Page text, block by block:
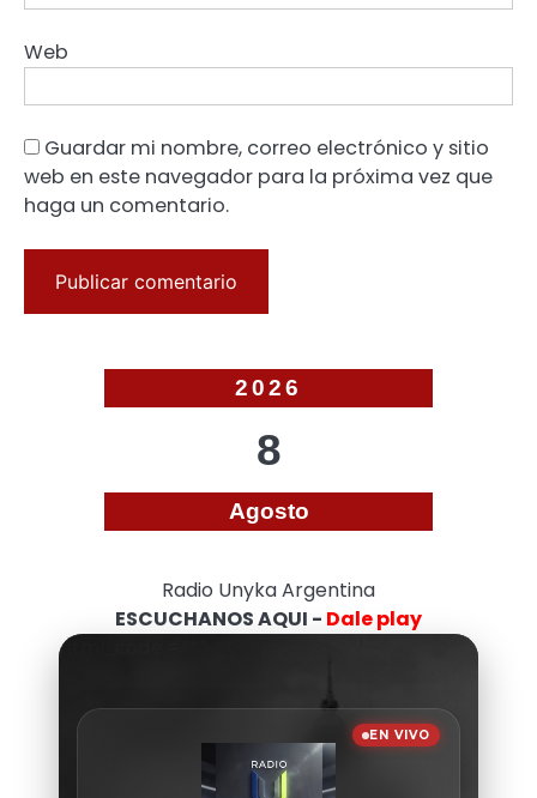
Web
Guardar mi nombre, correo electrónico y sitio
web en este navegador para la próxima vez que
haga un comentario.
2026
8
Agosto
Radio Unyka Argentina
ESCUCHANOS AQUI - Dale play